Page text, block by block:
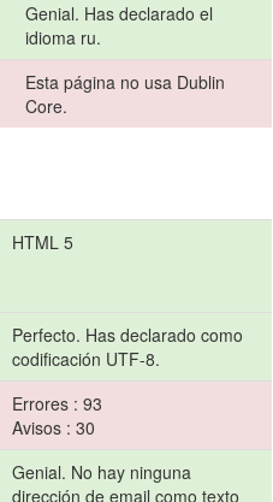
Genial. Has declarado el
idioma ru.
Esta página no usa Dublin
Core.
HTML 5
Perfecto. Has declarado como
codificación UTF-8.
Errores : 93
Avisos : 30
Genial. No hay ninguna
dirección de email como texto